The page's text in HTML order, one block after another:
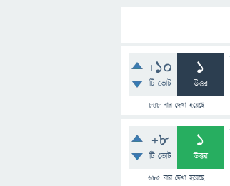
+10
টি ভোট
1
উত্তর
848বার দেখা হয়েছে
+8
টি ভোট
1
উত্তর
685 বার দেখা হয়েছে